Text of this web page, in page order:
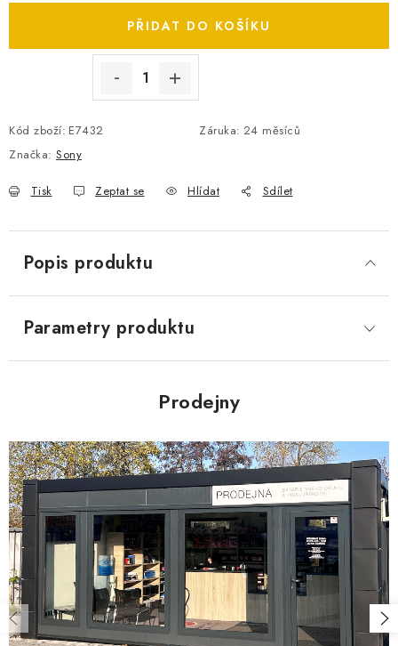
NÁVODY KE STAŽENÍ
ZPĚTNÝ ODBĚR ELEKTROZAŘÍZENÍ A BATERIÍ
PŘIDAT DO KOŠÍKU
Kód zboží: E7432 Záruka: 24 měsíců
Značka: Sony
Tisk Zeptat se Hlídat Sdílet
Popis produktu
Parametry produktu
Prodejny